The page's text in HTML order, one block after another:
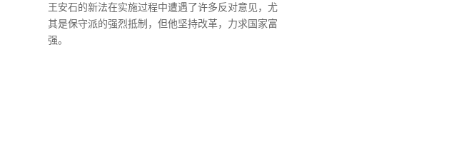
王安石的新法在实施过程中遭遇了许多反对意见，尤
其是保守派的强烈抵制，但他坚持改革，力求国家富
强。